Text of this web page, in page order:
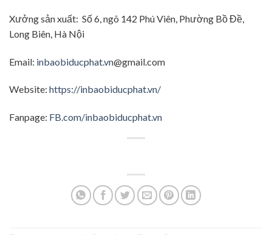
Xưởng sản xuất: Số 6, ngõ 142 Phú Viên, Phường Bồ Đề,
Long Biên, Hà Nội
Email: inbaobiducphat.vn@gmail.com
Website: https://inbaobiducphat.vn/
Fanpage: FB.com/inbaobiducphat.vn